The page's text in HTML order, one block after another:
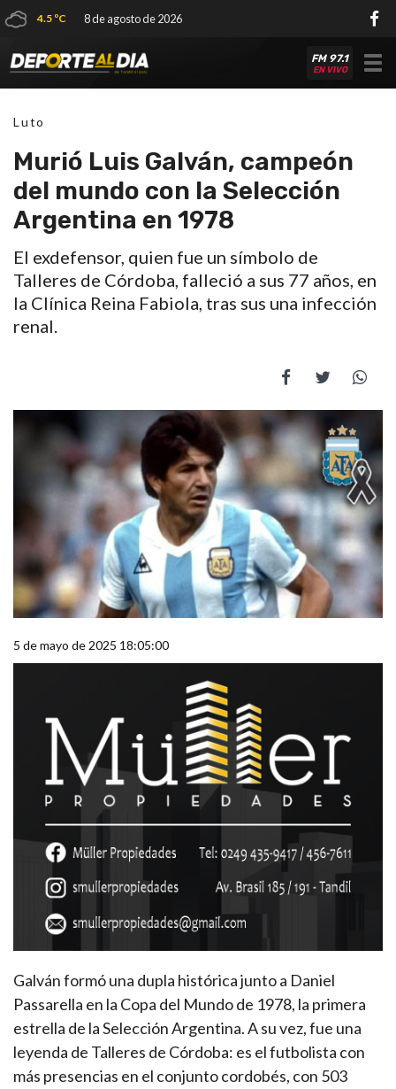
4.5 ºC 8 de agosto de 2026
FM 97.1
EN VIVO
Luto
Murió Luis Galván, campeón
del mundo con la Selección
Argentina en 1978
El exdefensor, quien fue un símbolo de
Talleres de Córdoba, falleció a sus 77 años, en
la Clínica Reina Fabiola, tras sus una infección
renal.
5 de mayo de 2025 18:05:00
Galván formó una dupla histórica junto a Daniel
Passarella en la Copa del Mundo de 1978, la primera
estrella de la Selección Argentina. A su vez, fue una
leyenda de Talleres de Córdoba: es el futbolista con
más presencias en el conjunto cordobés, con 503